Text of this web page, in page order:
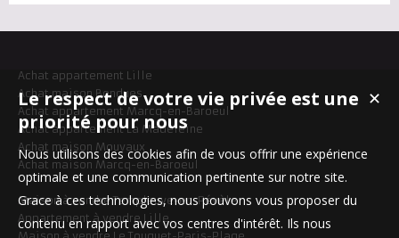
Achat appartement Lille
Achat maison Bondues
Achat appartement Marcq-en-Baroeul
Achat appartement La Madeleine
Achat maison Mouvaux
Achat maison Marcq-en-Baroeul
Maison à vendre Templeuve-en-Pévèle
Appartement à vendre Lille
✕
Le respect de votre vie privée est une
priorité pour nous
Nous utilisons des cookies afin de vous offrir une expérience
optimale et une communication pertinente sur notre site.
Grace à ces technologies, nous pouvons vous proposer du
contenu en rapport avec vos centres d'intérêt. Ils nous